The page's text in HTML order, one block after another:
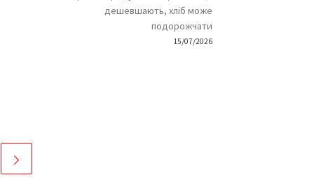
дешевшають, хліб може
подорожчати
15/07/2026